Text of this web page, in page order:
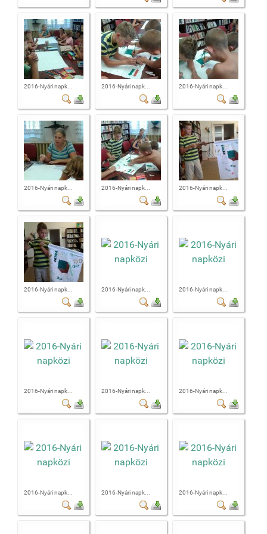
2016-Nyári napk... 2016-Nyári napk... 2016-Nyári napk...
2016-Nyári napk... 2016-Nyári napk... 2016-Nyári napk...
2016-Nyári napk... 2016-Nyári napk... 2016-Nyári napk...
2016-Nyári napk... 2016-Nyári napk... 2016-Nyári napk...
2016-Nyári napk... 2016-Nyári napk... 2016-Nyári napk...